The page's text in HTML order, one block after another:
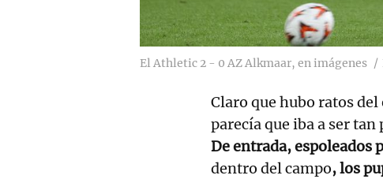
El Athletic 2 - 0 AZ Alkmaar, en imágenes
Claro que hubo ratos
parecía que iba a ser
De entrada, espoleados
dentro del campo, los